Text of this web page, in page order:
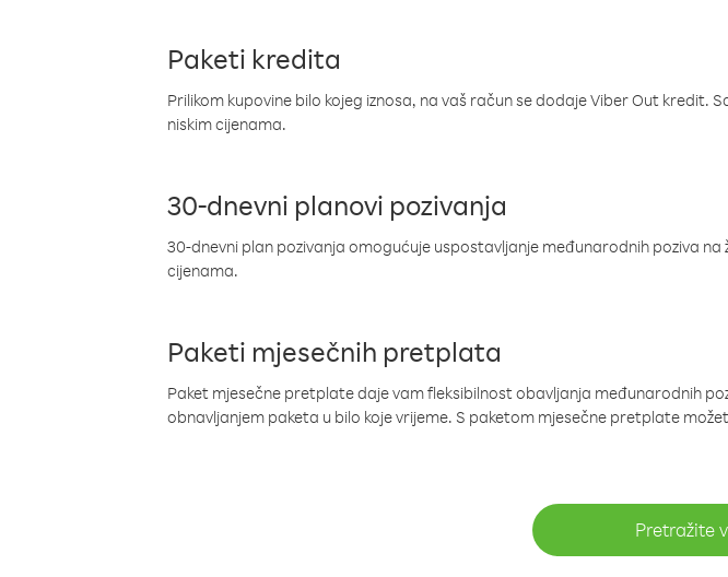
Paketi kredita
Prilikom kupovine bilo kojeg iznosa, na vaš račun se dodaje Viber Out kredit.
niskim cijenama.
30-dnevni planovi pozivanja
30-dnevni plan pozivanja omogućuje uspostavljanje međunarodnih poziva
cijenama.
Paketi mjesečnih pretplata
Paket mjesečne pretplate daje vam fleksibilnost obavljanja međunarodnih
obnavljanjem paketa u bilo koje vrijeme. S paketom mjesečne pretplate
Pretražite